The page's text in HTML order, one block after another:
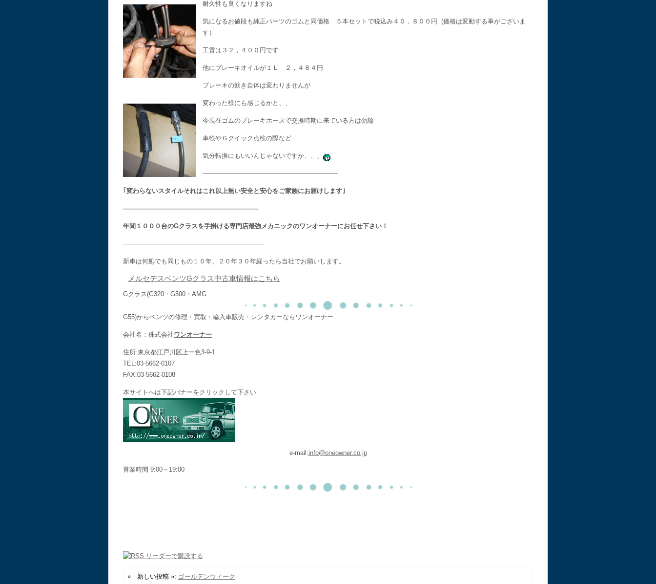
耐久性も良くなりますね
気になるお値段も純正パーツのゴムと同価格 ５本セットで税込み４０，８００円 (価格は変動する事がございま
す）
工賃は３２，４００円です
他にブレーキオイルが１Ｌ ２，４８４円
ブレーキの効き自体は変わりませんが
変わった様にも感じるかと、、
今現在ゴムのブレーキホースで交換時期に来ている方は勿論
車検やＧクイック点検の際など
気分転換にもいいんじゃないですか、、、
—————————————————————-
｢変わらないスタイルそれはこれ以上無い安全と安心をご家族にお届けします｣
—————————————————————-
年間１０００台のGクラスを手掛ける専門店最強メカニックのワンオーナーにお任せ下さい！
——————————————————————-
新車は何処でも同じもの１０年、２０年３０年経ったら当社でお願いします。
メルセデスベンツGクラス中古車情報はこちら
Gクラス(G320・G500・AMG
G55)からベンツの修理・買取・輸入車販売・レンタカーならワンオーナー
会社名：株式会社ワンオーナー
住所:東京都江戸川区上一色3-9-1
TEL:03-5662-0107
FAX:03-5662-0108
本サイトへは下記バナーをクリックして下さい
e-mail:info@oneowner.co.jp
営業時間 9:00～19:00
新しい投稿 »: ゴールデンウィーク